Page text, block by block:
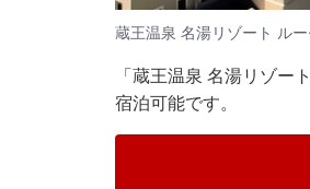
蔵王温泉 名湯リゾート ル
「蔵王温泉 名湯リゾー
宿泊可能です。